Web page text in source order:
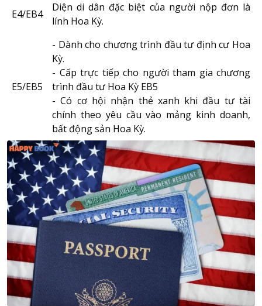
E4/EB4
Diện di dân đặc biệt của người nộp đơn là
lính Hoa Kỳ.
E5/EB5
- Dành cho chương trình đầu tư định cư Hoa
Kỳ.
- Cấp trực tiếp cho người tham gia chương
trình đầu tư Hoa Kỳ EB5
- Có cơ hội nhận thẻ xanh khi đầu tư tài
chính theo yêu cầu vào mảng kinh doanh,
bất động sản Hoa Kỳ.